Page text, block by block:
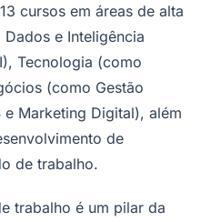
cursos em áreas de alta
e Inteligência
Tecnologia (como
(como Gestão
e Marketing Digital), além
de
de trabalho.
trabalho é um pilar da